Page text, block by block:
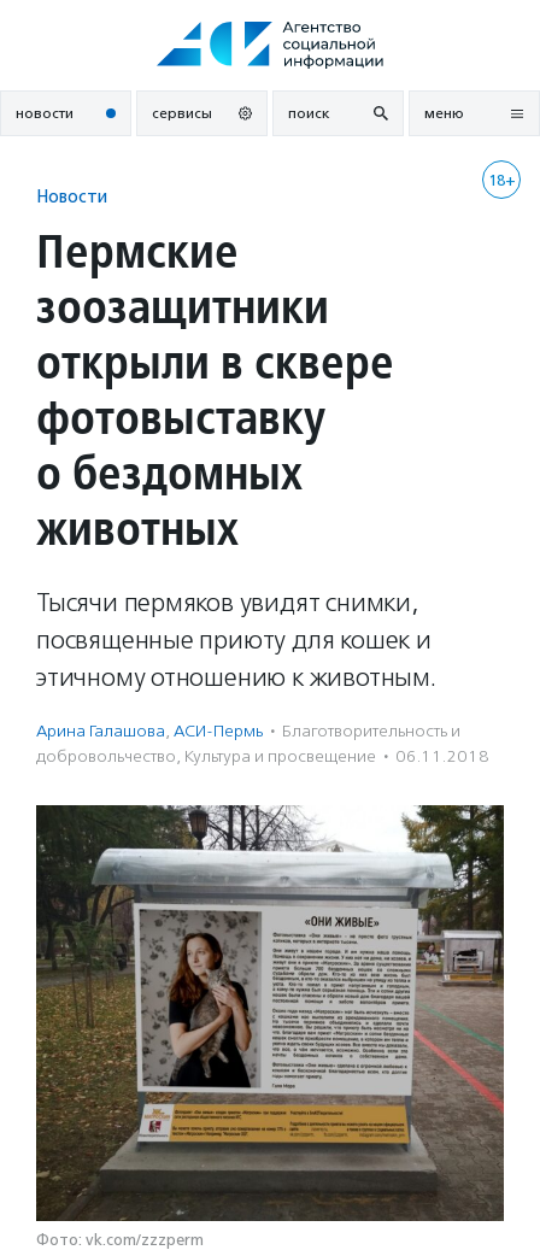
новости сервисы поиск меню
18+
Новости
Пермские
зоозащитники
открыли в сквере
фотовыставку
о бездомных
животных
Тысячи пермяков увидят снимки,
посвященные приюту для кошек и
этичному отношению к животным.
Арина Галашова, АСИ-Пермь · Благотвори­тель­ность и
доброволь­чест­во, Культура и просвещение · 06.11.2018
Фото: vk.com/zzzperm